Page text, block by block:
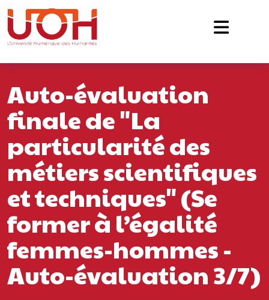
Passer au contenu
Navigation principale
Auto-évaluation
finale de "La
particularité des
métiers scientifiques
et techniques" (Se
former à l’égalité
femmes-hommes -
Auto-évaluation 3/7)